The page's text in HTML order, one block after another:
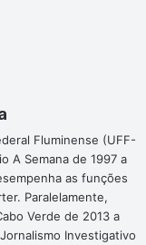
Fluminense (UFF-
A Semana de 1997 a
as funções
Paralelamente,
Verde de 2013 a
Investigativo